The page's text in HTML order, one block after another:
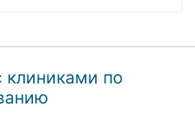
клиниками по